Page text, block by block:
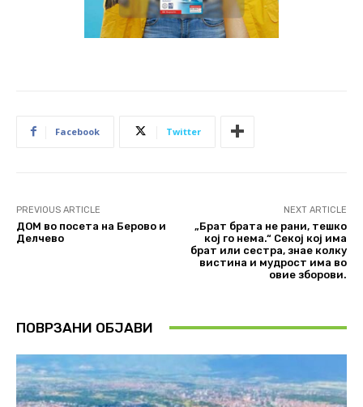
Facebook Twitter
PREVIOUS ARTICLE
ДОМ во посета на Берово и
Делчево
NEXT ARTICLE
„Брат брата не рани, тешко
кој го нема.“ Секој кој има
брат или сестра, знае колку
вистина и мудрост има во
овие зборови.
ПОВРЗАНИ ОБЈАВИ